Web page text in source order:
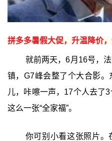
拼多多暑假大促，升温降价
就前两天，6月16号，
镇，G7峰会整了个大合影
儿，咔嚓一声，17个人去了
这么一张“全家福”。
你可别小看这张照片。